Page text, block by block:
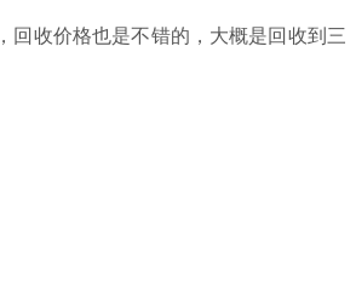
回收价格也是不错的，大概是回收到三